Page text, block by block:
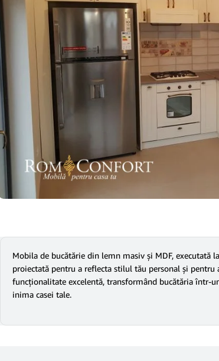
Mobila de bucătărie din lemn masiv și MDF, executată
proiectată pentru a reflecta stilul tău personal și
funcționalitate excelentă, transformând bucătăria într-
inima casei tale.